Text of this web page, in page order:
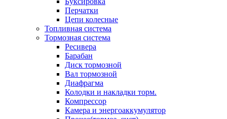
Перчатки
Цепи колесные
Топливная система
Тормозная система
Ресивера
Барабан
Диск тормозной
Вал тормозной
Диафрагма
Колодки и накладки торм.
Компрессор
Камера и энергоаккумулятор